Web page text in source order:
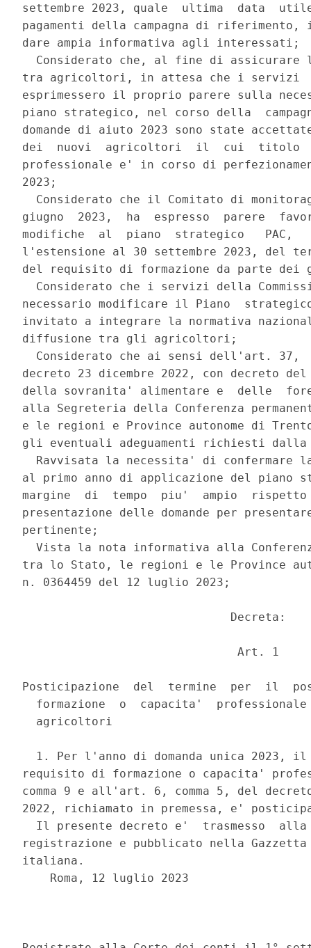
settembre 2023, quale  ultima  data
pagamenti della campagna di
dare ampia informativa agli interessati;
Considerato che, al fine di assicurare
tra agricoltori, in attesa che i servizi
esprimessero il proprio parere sulla
piano strategico, nel corso della
domande di aiuto 2023 sono state
dei  nuovi  agricoltori  il  cui  titolo
professionale e' in corso di
2023;
Considerato che il Comitato di
giugno  2023,  ha  espresso  parere
modifiche  al  piano  strategico
l'estensione al 30 settembre 2023, del
del requisito di formazione da parte
Considerato che i servizi della
necessario modificare il Piano
invitato a integrare la normativa
diffusione tra gli agricoltori;
Considerato che ai sensi dell'art. 37,
decreto 23 dicembre 2022, con decreto
della sovranita' alimentare e  delle
alla Segreteria della Conferenza
e le regioni e Province autonome di
gli eventuali adeguamenti richiesti dalla
Ravvisata la necessita' di confermare
al primo anno di applicazione del piano
margine  di  tempo  piu'  ampio
presentazione delle domande per
pertinente;
Vista la nota informativa alla
tra lo Stato, le regioni e le Province
n. 0364459 del 12 luglio 2023;
                              Decreta:
                               Art. 1
Posticipazione  del  termine  per  il
formazione  o  capacita'
  agricoltori
1. Per l'anno di domanda unica 2023,
requisito di formazione o capacita'
comma 9 e all'art. 6, comma 5, del
2022, richiamato in premessa, e'
Il presente decreto e'  trasmesso
registrazione e pubblicato nella
italiana.
    Roma, 12 luglio 2023